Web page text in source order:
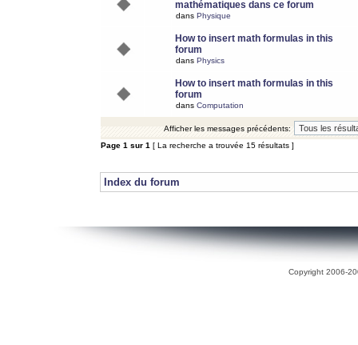
mathématiques dans ce forum
dans Physique
How to insert math formulas in this
forum
dans Physics
How to insert math formulas in this
forum
dans Computation
Afficher les messages précédents:
Page 1 sur 1 [ La recherche a trouvée 15 résultats ]
Index du forum
Copyright 2006-